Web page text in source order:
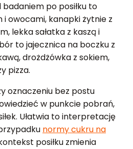
po posiłku to
i owocami, kanapki żytnie z
lekka sałatka z kaszą i
to jajecznica na boczku z
drożdżówka z sokiem,
pizza.
oznaczeniu bez postu
w punkcie pobrań,
Ułatwia to interpretację
normy cukru na
posiłku zmienia